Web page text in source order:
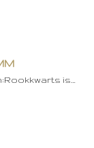
is…